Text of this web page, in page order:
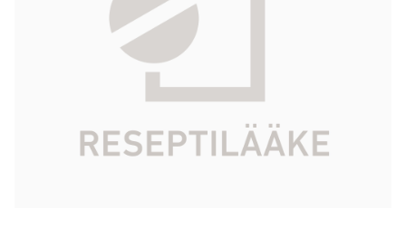
10x10 ml
Tarkista Kela-korvattavuus
Aloita reseptitilaus